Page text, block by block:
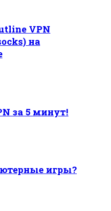
VPN
на
за 5 минут!
игры?